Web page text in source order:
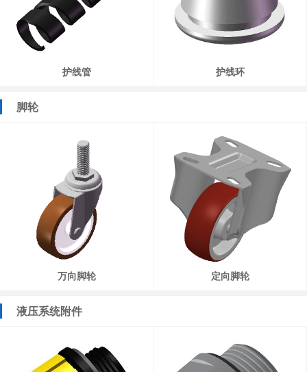
护线管 护线环
脚轮
万向脚轮 定向脚轮
液压系统附件